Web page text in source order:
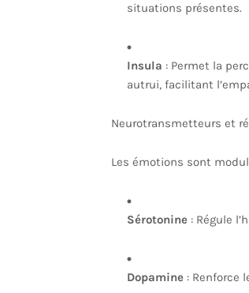
situations présentes.
Insula : Permet la
autrui, facilitant
Neurotransmetteurs et
Les émotions sont
Sérotonine: Régule
Dopamine: Renforce